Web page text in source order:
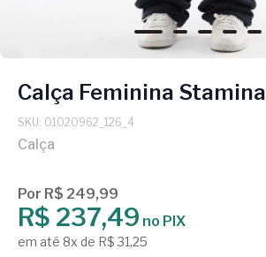
Calça Feminina Stamina
SKU: 01020962_126_4
Calça
Por R$ 249,99
R$ 237,49 no PIX
em até 8x de R$ 31,25